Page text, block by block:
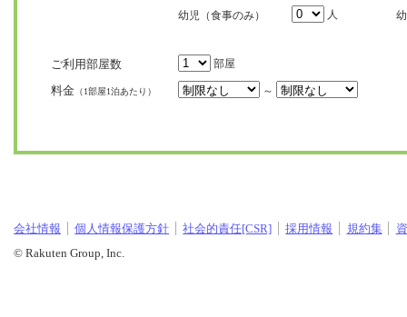
幼児（食事のみ）
人
ご利用部屋数 部屋
料金 （1部屋1泊あたり） ～
会社情報 個人情報保護方針 社会的責任[CSR] 採用情報 規約集
© Rakuten Group, Inc.